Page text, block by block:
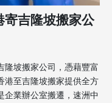
吉隆坡搬家公
隆坡搬家公司，憑藉豐富
港至吉隆坡搬家提供全方
企業辦公室搬遷，速洲中